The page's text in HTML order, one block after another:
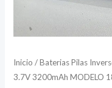
Inicio /Baterias Pilas
3.7V 3200mAh MODELO
18650
[18.5x70]mm